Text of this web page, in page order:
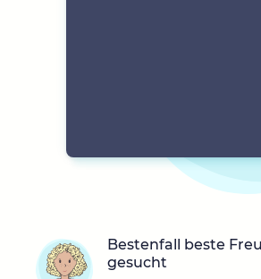
Bestenfall beste
gesucht